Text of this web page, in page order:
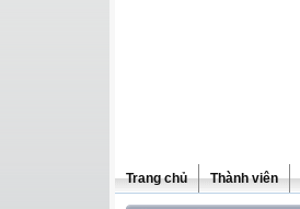
Trang chủ Thành viên